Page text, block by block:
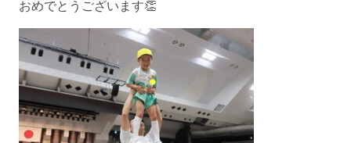
おめでとうございます👏